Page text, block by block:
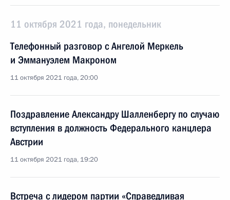
11 октября 2021 года, понедельник
Телефонный разговор с Ангелой Меркель
и Эммануэлем Макроном
11 октября 2021 года, 20:00
Поздравление Александру Шалленбергу по случаю
вступления в должность Федерального канцлера
Австрии
11 октября 2021 года, 19:20
Встреча с лидером партии «Справедливая